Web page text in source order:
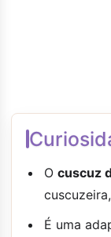
O cuscuz
É uma